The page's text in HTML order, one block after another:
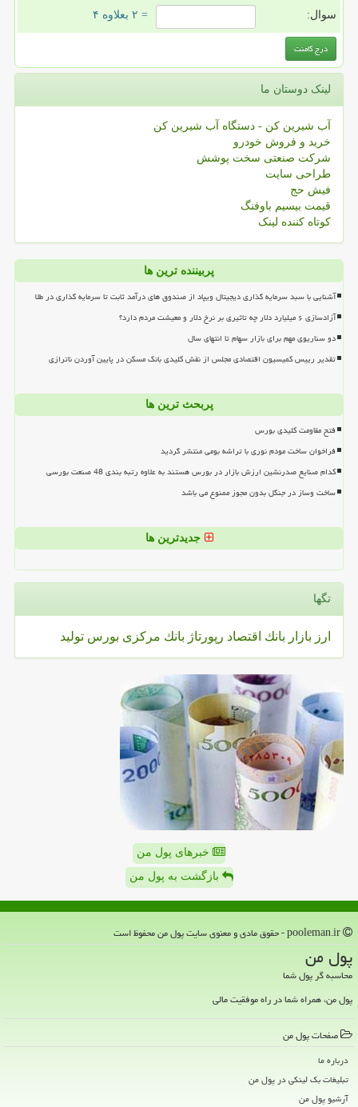
سوال: = ۲ بعلاوه ۴
لینک دوستان ما
آب شیرین کن - دستگاه آب شیرین کن
خرید و فروش خودرو
شرکت صنعتی سخت پوشش
طراحی سایت
فیش حج
قیمت بیسیم باوفنگ
کوتاه کننده لینک
پربیننده ترین ها
آشنایی با سبد سرمایه گذاری دیجیتال ویپاد از صندوق های درآمد ثابت تا سرمایه گذاری در طلا
آزادسازی ۶ میلیارد دلار چه تاثیری بر نرخ دلار و معیشت مردم دارد؟
دو سناریوی مهم برای بازار سهام تا انتهای سال
تقدیر رییس کمیسیون اقتصادی مجلس از نقش کلیدی بانک مسکن در پایین آوردن ناترازی
پربحث ترین ها
فتح مقاومت کلیدی بورس
فراخوان ساخت مودم نوری با تراشه بومی منتشر گردید
کدام صنایع صدرنشین ارزش بازار در بورس هستند به علاوه رتبه بندی 48 صنعت بورسی
ساخت وساز در جنگل بدون مجوز ممنوع می باشد
جدیدترین ها
تگها
ارز بازار بانك اقتصاد رپورتاژ بانك مركزی بورس تولید
خبرهای پول من
بازگشت به پول من
پول من
محاسبه گر پول شما
پول من، همراه شما در راه موفقیت مالی
صفحات پول من
درباره ما
تبلیغات بک لینکی در پول من
آرشیو پول من